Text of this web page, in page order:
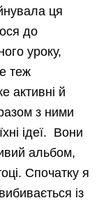
ця
до
уроку,
теж
активні й
з ними
ідеї. Вони
альбом,
Спочатку я
із